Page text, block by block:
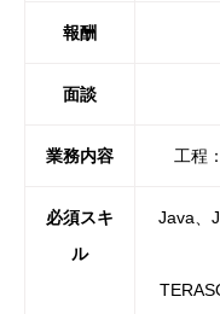
報酬
面談
業務内容 工程
必須スキ
ル
Java、